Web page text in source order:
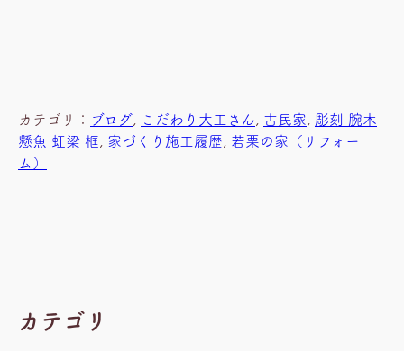
カテゴリ： ブログ, こだわり大工さん, 古民家, 彫刻 腕木
懸魚 虹梁 框, 家づくり施工履歴, 若栗の家（リフォー
ム）
カテゴリ